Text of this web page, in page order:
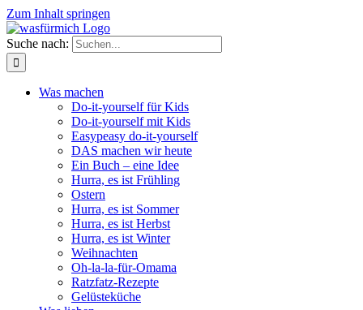
Zum Inhalt springen
Suche nach:
Was machen
Do-it-yourself für Kids
Do-it-yourself mit Kids
Easypeasy do-it-yourself
DAS machen wir heute
Ein Buch – eine Idee
Hurra, es ist Frühling
Ostern
Hurra, es ist Sommer
Hurra, es ist Herbst
Hurra, es ist Winter
Weihnachten
Oh-la-la-für-Omama
Ratzfatz-Rezepte
Gelüsteküche